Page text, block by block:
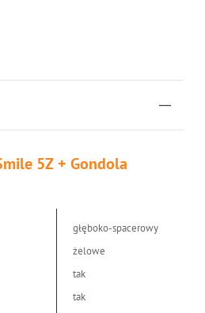
5Z + Gondola
głęboko-spacerowy
żelowe
tak
tak